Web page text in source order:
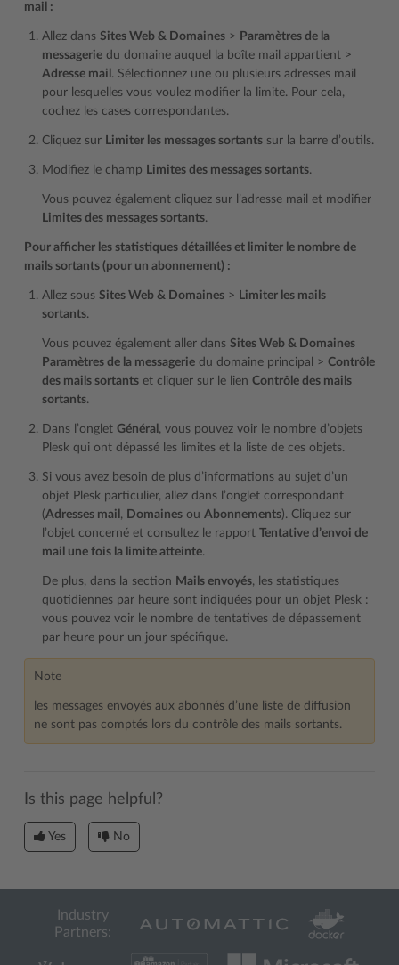
mail :
Allez dans Sites Web & Domaines > Paramètres de la
messagerie du domaine auquel la boîte mail appartient >
Adresse mail . Sélectionnez une ou plusieurs adresses mail
pour lesquelles vous voulez modifier la limite. Pour cela,
cochez les cases correspondantes.
Cliquez sur Limiter les messages sortants sur la barre d’outils.
Modifiez le champ Limites des messages sortants.
Vous pouvez également cliquez sur l’adresse mail et modifier
Limites des messages sortants.
Pour afficher les statistiques détaillées et limiter le nombre de
mails sortants (pour un abonnement) :
Allez sous Sites Web & Domaines > Limiter les mails
sortants.
Vous pouvez également aller dans Sites Web & Domaines
Paramètres de la messagerie du domaine principal > Contrôle
des mails sortants et cliquer sur le lien Contrôle des mails
sortants.
Dans l’onglet Général , vous pouvez voir le nombre d’objets
Plesk qui ont dépassé les limites et la liste de ces objets.
Si vous avez besoin de plus d’informations au sujet d’un
objet Plesk particulier, allez dans l’onglet correspondant
(Adresses mail , Domaines ou Abonnements). Cliquez sur
l’objet concerné et consultez le rapport Tentative d’envoi de
mail une fois la limite atteinte.
De plus, dans la section Mails envoyés, les statistiques
quotidiennes par heure sont indiquées pour un objet Plesk :
vous pouvez voir le nombre de tentatives de dépassement
par heure pour un jour spécifique.
Note
les messages envoyés aux abonnés d’une liste de diffusion
ne sont pas comptés lors du contrôle des mails sortants.
Is this page helpful?
Yes No
Industry
Partners: